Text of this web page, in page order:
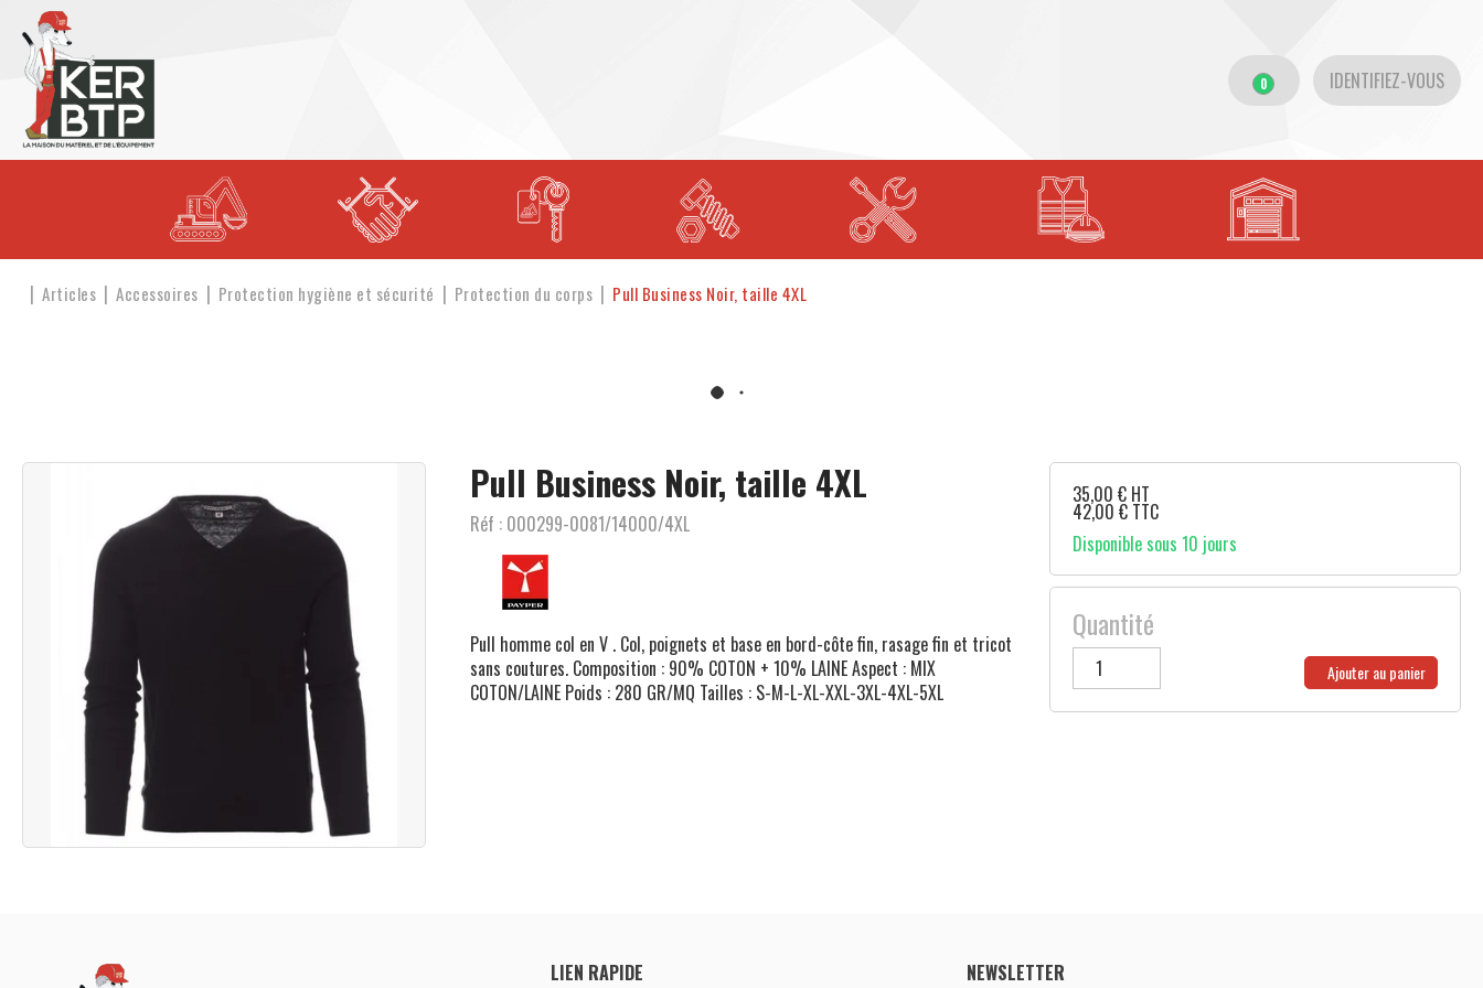
0 IDENTIFIEZ-VOUS
Articles Accessoires Protection hygiène et sécurité Protection du corps Pull Business Noir, taille 4XL
Pull Business Noir, taille 4XL
Réf : 000299-0081/14000/4XL
Pull homme col en V . Col, poignets et base en bord-côte fin, rasage fin et tricot
sans coutures. Composition : 90% COTON + 10% LAINE Aspect : MIX
COTON/LAINE Poids : 280 GR/MQ Tailles : S-M-L-XL-XXL-3XL-4XL-5XL
35,00€ HT
42,00€ TTC
Disponible sous 10 jours
Quantité
Ajouter au panier
LIEN RAPIDE NEWSLETTER